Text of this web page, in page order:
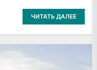
ЧИТАТЬ ДАЛЕЕ